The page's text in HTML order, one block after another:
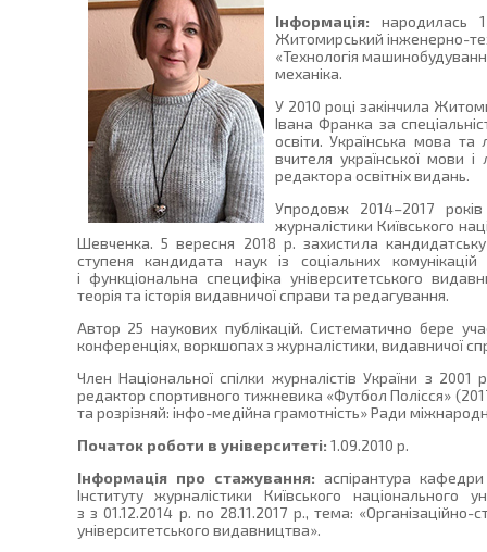
Інформація: народилась
Житомирський інженерно-
«Технологія
механіка.
У 2010 році закінчила
Івана Франка за
освіти. Українська мова та
вчителя української мови і
редактора освітніх видань.
Упродовж 2014–2017 років
журналістики Київського
Шевченка. 5 вересня 2018 р. захистила
ступеня кандидата наук із соціальних комунікацій
і функціональна специфіка університетського
теорія та історія видавничої справи та редагування.
Автор 25 наукових публікацій. Систематично бере
конференціях, воркшопах з журналістики, видавничої
Член Національної спілки журналістів України з
редактор спортивного тижневика «Футбол Полісся»
та розрізняй: інфо-медійна грамотність» Ради
Початок роботи в університеті: 1.09.2010 р.
Інформація про стажування: аспірантура
Інституту журналістики Київського національного
з з 01.12.2014 р. по 28.11.2017 р., тема: «Організаційно-
університетського видавництва».